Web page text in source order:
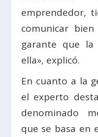
emprendedor,
comunicar
garante que la
ella», explicó.
En cuanto a la
el experto
denominado
que se basa en